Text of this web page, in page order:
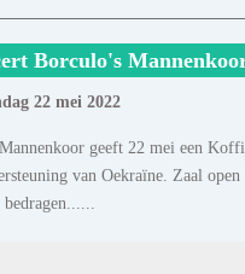
Borculo's
22 mei 2022
geeft 22 mei een
van Oekraïne. Zaal